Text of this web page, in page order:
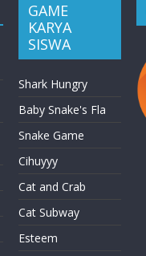
GAME
KARYA
SISWA
Shark Hungry
Baby Snake's Fla
Snake Game
Cihuyyy
Cat and Crab
Cat Subway
Esteem